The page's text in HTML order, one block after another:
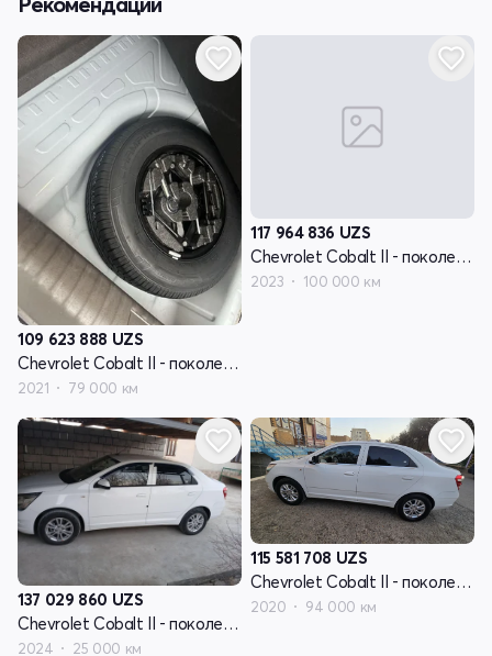
109 623 888 UZS
Chevrolet Cobalt II - поколение рестайлинг
2021 79 000 км
117 964 836 UZS
Chevrolet Cobalt II - поколение рестайлинг
2023 100 000 км
137 029 860 UZS
Chevrolet Cobalt II - поколение рестайлинг
2024 25 000 км
115 581 708 UZS
Chevrolet Cobalt II - поколение рестайлинг
2020 94 000 км